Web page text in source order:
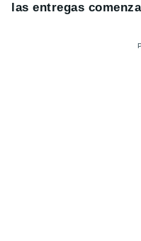
las entregas